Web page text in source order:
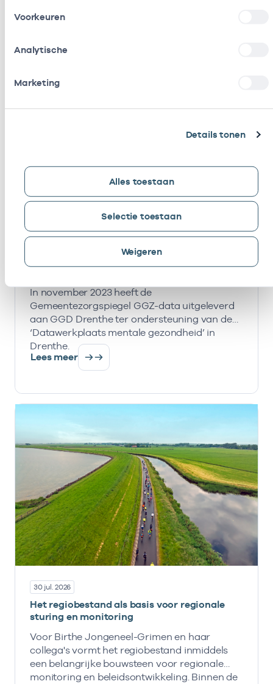
Voorkeuren
Analytische
Marketing
Details tonen
Alles toestaan
Selectie toestaan
Weigeren
Meer klantverhalen
21 aug. 2024
GGZ-informatie Gemeentezorgspiegel
ingezet voor Datawerkplaats mentale
In november 2023 heeft de
Gemeentezorgspiegel GGZ-data uitgeleverd
aan GGD Drenthe ter ondersteuning van de
‘Datawerkplaats mentale gezondheid’ in
Drenthe.
Lees meer
30 jul. 2026
Het regiobestand als basis voor regionale
sturing en monitoring
Voor Birthe Jongeneel-Grimen en haar
collega's vormt het regiobestand inmiddels
een belangrijke bouwsteen voor regionale
monitoring en beleidsontwikkeling. Binnen de